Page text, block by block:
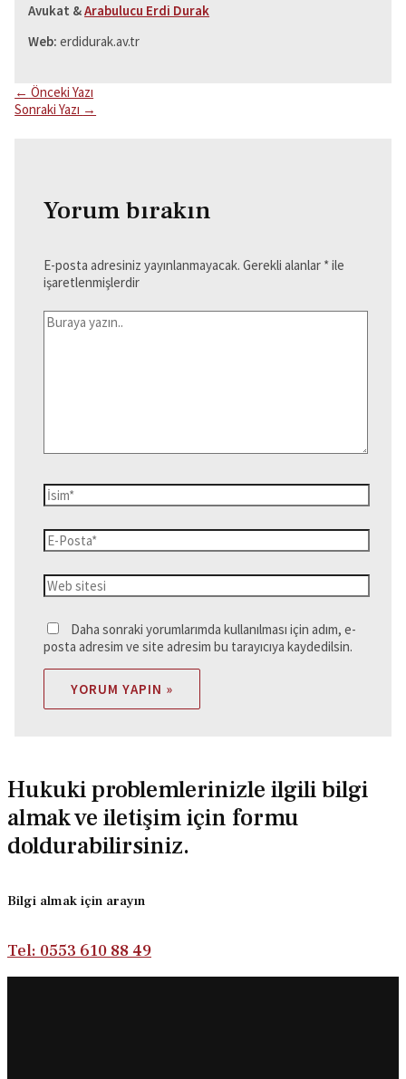
Avukat &Arabulucu Erdi Durak
Web: erdidurak.av.tr
Yazı
gezinmesi
← Önceki Yazı
Sonraki Yazı →
Yorum bırakın
E-posta adresiniz yayınlanmayacak. Gerekli alanlar *ile
işaretlenmişlerdir
Buraya
İsim*
E-
Posta*
Web
sitesi
Daha sonraki yorumlarımda kullanılması için adım, e-
posta adresim ve site adresim bu tarayıcıya kaydedilsin.
Hukuki problemlerinizle ilgili bilgi
almak ve iletişim için formu
doldurabilirsiniz.
Bilgi almak için arayın
Tel: 0553 610 88 49